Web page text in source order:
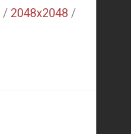
/ 2048x2048 /